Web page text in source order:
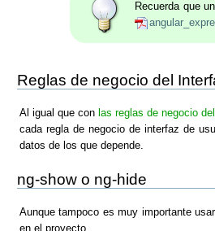
Recuerda que
Reglas de negocio del
Al igual que con las reglas de negocio
cada regla de negocio de interfaz de
datos de los que depende.
ng-show o ng-hide
Aunque tampoco es muy importante
en el proyecto.